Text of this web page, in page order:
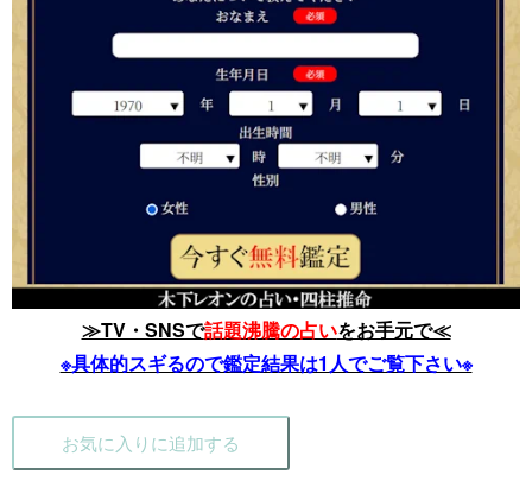
≫TV・SNSで話題沸騰の占いをお手元で≪
※具体的スギるので鑑定結果は1人でご覧下さい※
お気に入りに追加する